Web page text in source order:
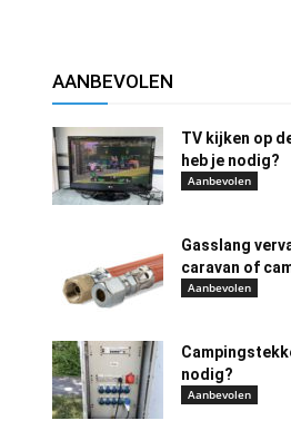
AANBEVOLEN
TV kijken op
heb je nodig?
Aanbevolen
Gasslang
caravan of
Aanbevolen
nodig?
Aanbevolen